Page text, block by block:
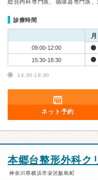
総合内科専門医、循環器専門医
診療時間
月
09:00-12:00
15:30-18:30
14:30-18:30
ネット予約
本郷台整形外科ク
神奈川県横浜市栄区飯島町